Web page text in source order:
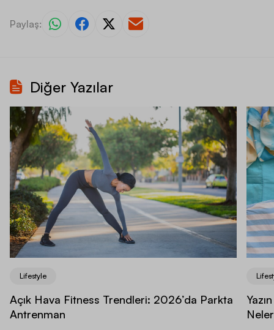
Paylaş:
Diğer Yazılar
Lifestyle
Açık Hava Fitness Trendleri: 2026’da Parkta
Antrenman